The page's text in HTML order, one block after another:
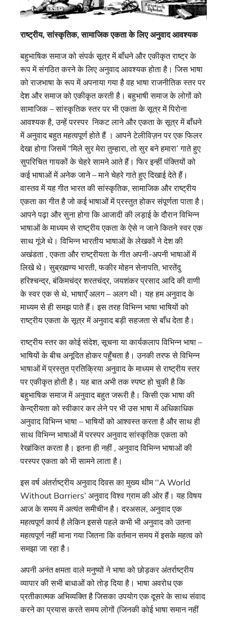
राष्ट्रीय, सांस्कृतिक, सामाजिक एकता के लिए अनुवाद आवश्यक
बहुभाषिक समाज को संपर्क सूत्र में बाँधने और एकीकृत राष्ट्र के
रूप में संगठित करने के लिए अनुवाद आवश्यक होता है। जिस भाषा
को राजभाषा के रूप में अपनाया गया है वह भाषा राजनीतिक स्तर पर
देश और समाज को एकीकृत करती है। बहुभाषी समाज के लोगों को
सामाजिक – सांस्कृतिक स्तर पर भी एकता के सूत्र में पिरोना
आवश्यक है, उन्हें परस्पर निकट लाने और एकता के सूत्र में बाँधने
में अनुवाद बहुत महत्वपूर्ण होते हैं । आपने टेलीविज़न पर एक फिलर
देखा होगा जिसमें “मिले सुर मेरा तुम्हारा, तो सुर बने हमारा’ गाते हुए
सुपरिचित गायकों के चेहरे सामने आते हैं। फिर इन्हीं पंक्तियों को
कई भाषाओं में अनेक जाने – माने चेहरे गाते हुए दिखाई देते हैं।
वास्तव में यह गीत भारत की सांस्कृतिक, सामाजिक और राष्ट्रीय
एकता का गीत है जो कई भाषाओं में प्रस्तुत होकर संपूर्णता पाता है।
आपने पढ़ा और सुना होगा कि आजादी की लड़ाई के दौरान विभिन्न
भाषाओं के माध्यम से राष्ट्रीय एकता के ऐसे न जाने कितने स्वर एक
साथ गूंजे थे। विभिन्न भारतीय भाषाओं के लेखकों ने देश की
अखंडता , एकता और राष्ट्रीयता के गीत अपनी-अपनी भाषाओं में
लिखे थे। सुब्रह्मण्य भारती, फकीर मोहन सेनापति, भारतेंदु
हरिश्चन्द्र, बंकिमचंद्र शरतचंद्र, जयशंकर प्रसाद आदि की वाणी
के स्वर एक से थे, भाषाएँ अलग – अलग थी। यह हम अनुवाद के
माध्यम से ही समझ पाते हैं। इस तरह विभिन्न भाषा भाषियों को
राष्ट्रीय एकता के सूत्र में अनुवाद बड़ी सहजता से बाँध देता है।
राष्ट्रीय स्तर का कोई संदेश, सूचना या कार्यकलाप विभिन्न भाषा –
भाषियों के बीच अनूदित होकर पहुँचता है। उनकी तरफ से विभिन्न
भाषाओं में प्रस्तुत प्रतिक्रिया अनुवाद के माध्यम से राष्ट्रीय स्तर
पर एकीकृत होती है। यह बात अभी तक स्पष्ट हो चुकी है कि
बहुभाषिक समाज में अनुवाद बहुत जरूरी है। किसी एक भाषा की
केन्द्रीयता को स्वीकार कर लेने पर भी उस भाषा में अधिकाधिक
अनुवाद विभिन्न भाषा – भाषियों को आश्वस्त करता है और साथ ही
साथ विभिन्न भाषाओं में परस्पर अनुवाद सांस्कृतिक एकता को
रेखांकित करता है। इतना ही नहीं , अनुवाद विभिन्न भाषाओं की
परस्पर एकता को भी सामने लाता है।
इस वर्ष अंतर्राष्ट्रीय अनुवाद दिवस का मुख्य थीम ‘‘A World
Without Barriers’ अनुवाद विश्व ग्राम की ओर हैं। यह विषय
आज के समय में अत्यंत समीचीन है। दरअसल, अनुवाद एक
महत्वपूर्ण कार्य है लेकिन इससे पहले कभी भी अनुवाद को उतना
महत्वपूर्ण नहीं माना गया जितना कि वर्तमान समय में इसके महत्व को
समझा जा रहा है।
अपनी अनंत क्षमता वाले मनुष्यों ने भाषा को छोड़कर अंतर्राष्ट्रीय
व्यापार की सभी बाधाओं को तोड़ दिया है। भाषा अवरोध एक
प्रतीकात्मक अभिव्यक्ति है जिसका उपयोग एक दूसरे के साथ संवाद
करने का प्रयास करते समय लोगों (जिनकी कोई भाषा समान नहीं